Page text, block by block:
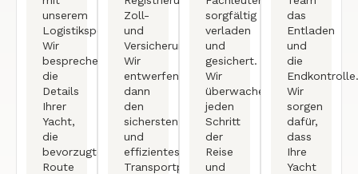
unserem
Logistikspezialisten.
Wir
besprechen
die
Details
Ihrer
Yacht,
die
bevorzugte
Route
Zoll-
und
Versicherungsdokumente.
Wir
entwerfen
dann
den
sichersten
und
effizientesten
Transportplan,
sorgfältig
verladen
und
gesichert.
Wir
überwachen
jeden
Schritt
der
Reise
und
das
Entladen
und
die
Endkontrolle.
Wir
sorgen
dafür,
dass
Ihre
Yacht
Arabic